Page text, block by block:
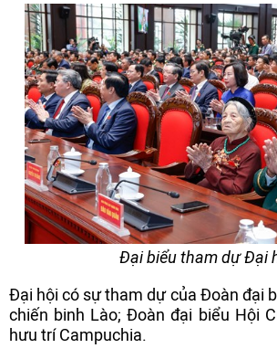
Đại biểu tham dự Đại
Đại hội có sự tham dự của Đoàn đại
chiến binh Lào; Đoàn đại biểu Hội
hưu trí Campuchia.